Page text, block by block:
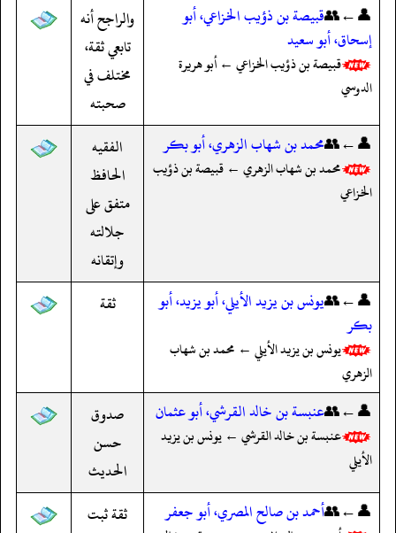
👤←👥قبيصة بن ذؤيب الخزاعي، أبو
إسحاق، أبو سعيد
قبيصة بن ذؤيب الخزاعي ← أبو هريرة
الدوسي
والراجح أنه
تابعي ثقة،
مختلف في
صحبته
👤←👥محمد بن شهاب الزهري، أبو بكر
محمد بن شهاب الزهري ← قبيصة بن ذؤيب
الخزاعي
الفقيه
الحافظ
متفق على
جلالته
وإتقانه
👤←👥يونس بن يزيد الأيلي، أبو يزيد، أبو
بكر
يونس بن يزيد الأيلي ← محمد بن شهاب
الزهري
ثقة
👤←👥عنبسة بن خالد القرشي، أبو عثمان
عنبسة بن خالد القرشي ← يونس بن يزيد
الأيلي
صدوق
حسن
الحديث
👤←👥أحمد بن صالح المصري، أبو جعفر ثقة ثبت